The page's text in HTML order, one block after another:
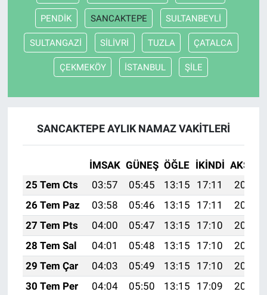
PENDİK SANCAKTEPE SULTANBEYLİ
SULTANGAZİ SİLİVRİ TUZLA ÇATALCA
ÇEKMEKÖY İSTANBUL ŞİLE
SANCAKTEPE AYLIK NAMAZ VAKITLERI
İMSAK GÜNEŞ ÖĞLE İKINDI AKŞAM
25 Tem Cts
03:57 05:45 13:15 17:11
20:34
26 Tem Paz
03:58 05:46 13:15 17:11
20:33
27 Tem Pts
04:00 05:47 13:15 17:10
20:32
28 Tem Sal
04:01 05:48 13:15 17:10
20:31
29 Tem Çar
04:03 05:49 13:15 17:10
20:30
30 Tem Per
04:04 05:50 13:15 17:09
20:29